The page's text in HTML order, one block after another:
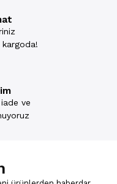
ve